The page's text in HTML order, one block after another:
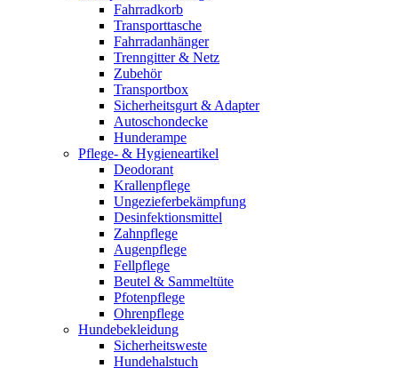
Fahrradkorb
Transporttasche
Fahrradanhänger
Trenngitter & Netz
Zubehör
Transportbox
Sicherheitsgurt & Adapter
Autoschondecke
Hunderampe
Pflege- & Hygieneartikel
Deodorant
Krallenpflege
Ungezieferbekämpfung
Desinfektionsmittel
Zahnpflege
Augenpflege
Fellpflege
Beutel & Sammeltüte
Pfotenpflege
Ohrenpflege
Hundebekleidung
Sicherheitsweste
Hundehalstuch